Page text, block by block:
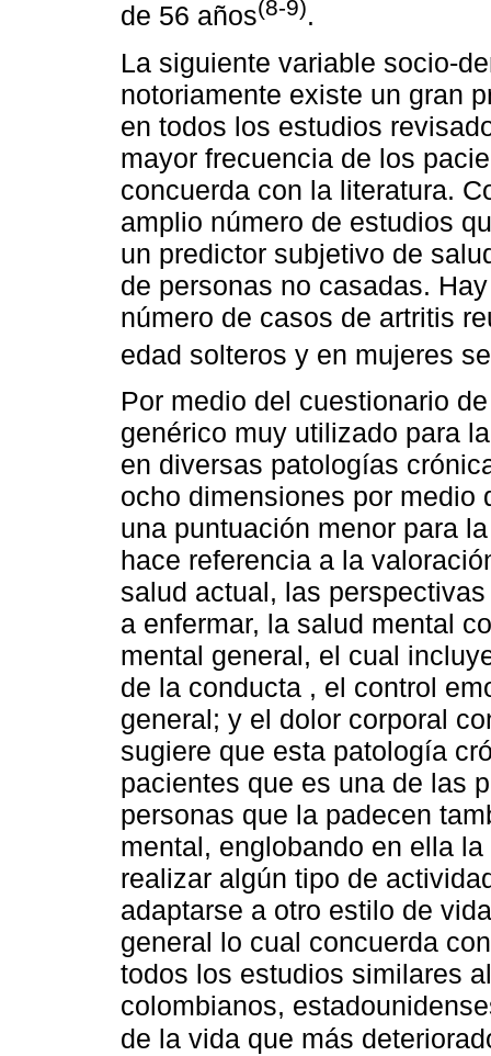
de 56 años(8-9).
La siguiente variable socio-
notoriamente existe un gran
en todos los estudios
mayor frecuencia de los
concuerda con la literatura.
amplio número de estudios
un predictor subjetivo de
de personas no casadas.
número de casos de artritis
edad solteros y en mujeres
Por medio del cuestionario
genérico muy utilizado para
en diversas patologías
ocho dimensiones por
una puntuación menor para
hace referencia a la
salud actual, las
a enfermar, la salud mental
mental general, el cual
de la conducta , el control
general; y el dolor corporal
sugiere que esta patología
pacientes que es una de las
personas que la padecen
mental, englobando en ella
realizar algún tipo de
adaptarse a otro estilo de
general lo cual concuerda
todos los estudios similares
colombianos,
de la vida que más